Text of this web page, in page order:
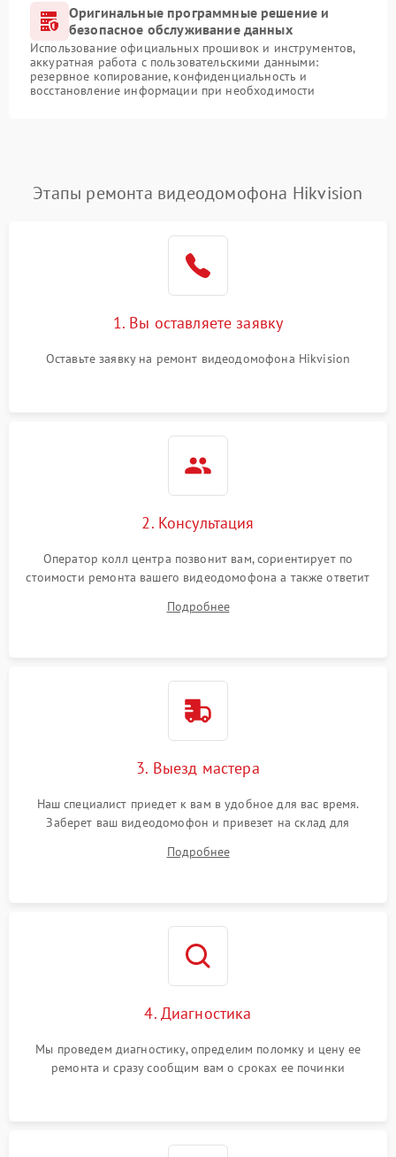
Оригинальные программные решение и
безопасное обслуживание данных
Использование официальных прошивок и инструментов,
аккуратная работа с пользовательскими данными:
резервное копирование, конфиденциальность и
восстановление информации при необходимости
Этапы ремонта видеодомофона Hikvision
1. Вы оставляете заявку
Оставьте заявку на ремонт видеодомофона Hikvision
2. Консультация
Оператор колл центра позвонит вам, сориентирует по
стоимости ремонта вашего видеодомофона а также ответит
Подробнее
3. Выезд мастера
Наш специалист приедет к вам в удобное для вас время.
Заберет ваш видеодомофон и привезет на склад для
Подробнее
4. Диагностика
Мы проведем диагностику, определим поломку и цену ее
ремонта и сразу сообщим вам о сроках ее починки